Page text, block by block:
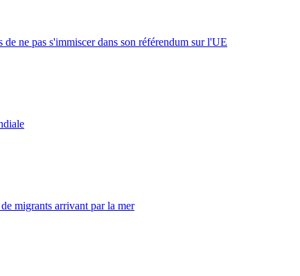
ne pas s'immiscer dans son référendum sur l'UE
migrants arrivant par la mer